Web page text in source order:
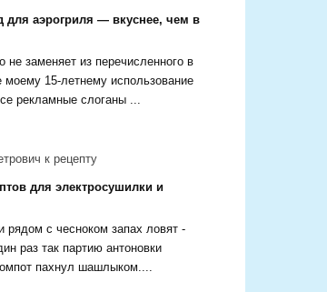
для аэрогриля — вкуснее, чем в
не заменяет из перечисленного в
моему 15-летнему использование
рекламные слоганы ...
к рецепту
для электросушилки и
рядом с чесноком запах ловят -
раз так партию антоновки
пахнул шашлыком....